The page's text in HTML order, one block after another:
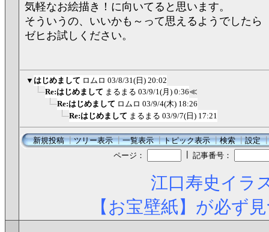
気軽なお絵描き！に向いてると思います。
そういうの、いいかも～って思えるようでしたら
ゼヒお試しください。
▼ はじめまして ロムロ 03/8/31(日) 20:02
Re:はじめまして まるまる 03/9/1(月) 0:36≪
Re:はじめまして ロムロ 03/9/4(木) 18:26
Re:はじめまして まるまる 03/9/7(日) 17:21
新規投稿┃ツリー表示┃一覧表示┃トピック表示┃検索┃設定
ページ：
記事番号：
江口寿史イラ
【お宝壁紙】が必ず